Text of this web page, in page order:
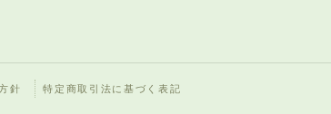
針 特定商取引法に基づく表記